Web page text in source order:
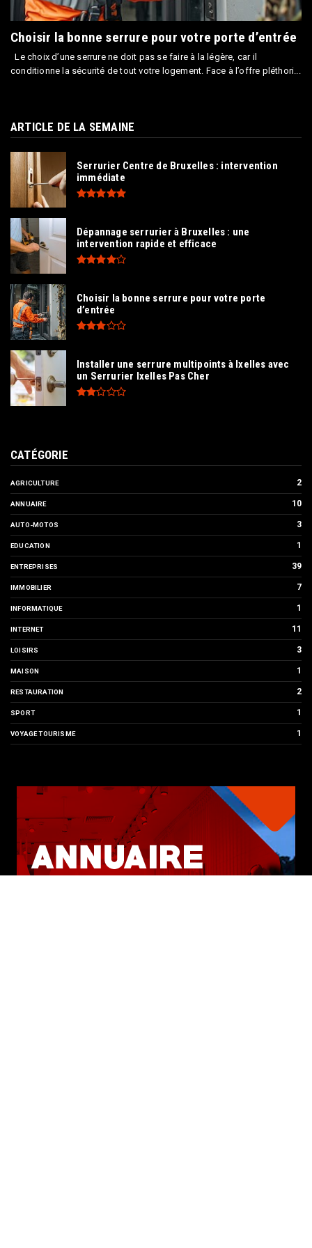
Choisir la bonne serrure pour votre porte d’entrée
Le choix d’une serrure ne doit pas se faire à la légère, car il
conditionne la sécurité de tout votre logement. Face à l’offre pléthori...
ARTICLE DE LA SEMAINE
Serrurier Centre de Bruxelles : intervention
immédiate
Dépannage serrurier à Bruxelles : une
intervention rapide et efficace
Choisir la bonne serrure pour votre porte
d’entrée
Installer une serrure multipoints à Ixelles avec
un Serrurier Ixelles Pas Cher
CATÉGORIE
AGRICULTURE 2
ANNUAIRE 10
AUTO-MOTOS 3
EDUCATION 1
ENTREPRISES 39
IMMOBILIER 7
INFORMATIQUE 1
INTERNET 11
LOISIRS 3
MAISON 1
RESTAURATION 2
SPORT 1
VOYAGE TOURISME 1